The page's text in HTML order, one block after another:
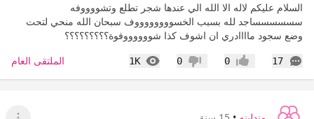
السلام عليكم لاله الا الله الي عندها شجر تطلع وتشووووفه
سسسسسساجد لله بسبب الخسووووووووف سبحان الله منحي لتحت
وضع سجود ماااادري ان اشوف كذا شووووووفوة؟؟؟؟؟؟؟؟؟
17
التعليقات إعجاب0 عدم إعجاب
0
1K
المشاهدات الملتقى العام